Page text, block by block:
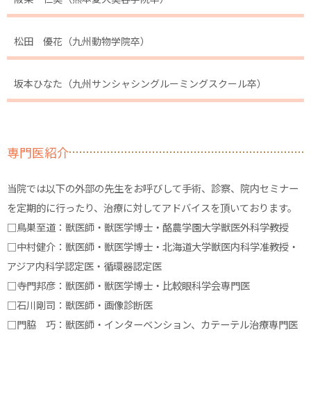
松田 優花（九州動物学院卒）
坂本ひなた（九州サンシャシングルーミングスクール卒）
専門医紹介
当院では以下の外部の先生をお呼びして手術、診察、院内セミナー
を定期的に行ったり、治療に対してアドバイスを頂いております。
□鳥巣至道：獣医師・獣医学博士・酪農学園大学獣医外科学教授
□中村健介：獣医師・獣医学博士・北海道大学獣医内科学准教授・
アジア内科学認定医・循環器認定医
□寺門邦彦：獣医師・獣医学博士・比較眼科学会専門医
□石川剛司：獣医師・画像診断医
□門脇 巧：獣医師・インターベンション、カテーテル治療専門医